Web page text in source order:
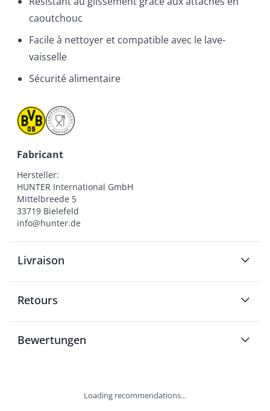
caoutchouc
Facile à nettoyer et compatible avec le lave-
vaisselle
Sécurité alimentaire
Fabricant
Hersteller:
HUNTER International GmbH
Mittelbreede 5
33719 Bielefeld
info@hunter.de
Livraison
Retours
Bewertungen
Loading recommendations...